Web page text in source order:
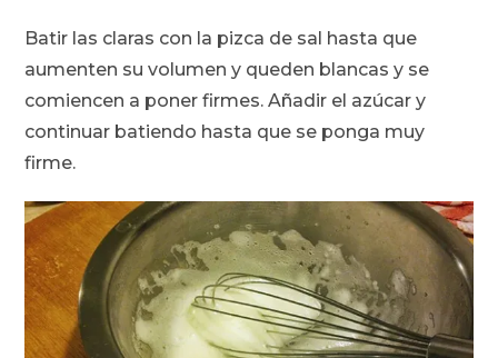
Batir las claras con la pizca de sal hasta que
aumenten su volumen y queden blancas y se
comiencen a poner firmes. Añadir el azúcar y
continuar batiendo hasta que se ponga muy
firme.